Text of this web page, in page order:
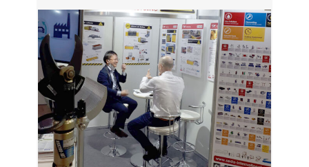
Re-
Battery
Teams
(GR)
bei
SEDA-
Umwelttechnik
GmbH
in
Kössen